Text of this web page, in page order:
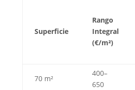
Superficie
Rango
Integral
(€/m²)
70 m²
400–
650